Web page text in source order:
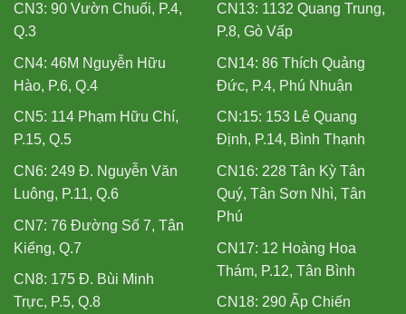
CN3: 90 Vườn Chuối, P.4,
Q.3
CN4: 46M Nguyễn Hữu
Hào, P.6, Q.4
CN5: 114 Phạm Hữu Chí,
P.15, Q.5
CN6: 249 Đ. Nguyễn Văn
Luông, P.11, Q.6
CN7: 76 Đường Số 7, Tân
Kiểng, Q.7
CN8: 175 Đ. Bùi Minh
Trực, P.5, Q.8
CN13: 1132 Quang Trung,
P.8, Gò Vấp
CN14: 86 Thích Quảng
Đức, P.4, Phú Nhuận
CN:15: 153 Lê Quang
Định, P.14, Bình Thạnh
CN16: 228 Tân Kỳ Tân
Quý, Tân Sơn Nhì, Tân
Phú
CN17: 12 Hoàng Hoa
Thám, P.12, Tân Bình
CN18: 290 Ấp Chiến